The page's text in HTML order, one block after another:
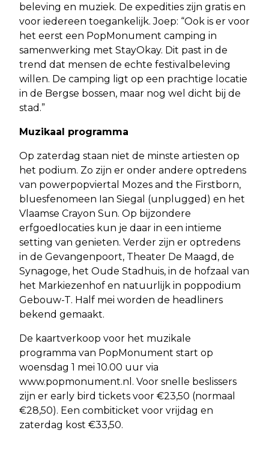
beleving en muziek. De expedities zijn gratis en
voor iedereen toegankelijk. Joep: “Ook is er voor
het eerst een PopMonument camping in
samenwerking met StayOkay. Dit past in de
trend dat mensen de echte festivalbeleving
willen. De camping ligt op een prachtige locatie
in de Bergse bossen, maar nog wel dicht bij de
stad.”
Muzikaal programma
Op zaterdag staan niet de minste artiesten op
het podium. Zo zijn er onder andere optredens
van powerpopviertal Mozes and the Firstborn,
bluesfenomeen Ian Siegal (unplugged) en het
Vlaamse Crayon Sun. Op bijzondere
erfgoedlocaties kun je daar in een intieme
setting van genieten. Verder zijn er optredens
in de Gevangenpoort, Theater De Maagd, de
Synagoge, het Oude Stadhuis, in de hofzaal van
het Markiezenhof en natuurlijk in poppodium
Gebouw-T. Half mei worden de headliners
bekend gemaakt.
De kaartverkoop voor het muzikale
programma van PopMonument start op
woensdag 1 mei 10.00 uur via
www.popmonument.nl. Voor snelle beslissers
zijn er early bird tickets voor €23,50 (normaal
€28,50). Een combiticket voor vrijdag en
zaterdag kost €33,50.